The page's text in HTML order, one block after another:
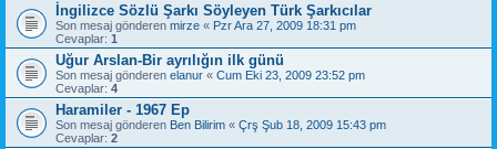
İngilizce Sözlü Şarkı Söyleyen Türk Şarkıcılar
Son mesaj gönderen mirze « Pzr Ara 27, 2009 18:31 pm
Cevaplar: 1
Uğur Arslan-Bir ayrılığın ilk günü
Son mesaj gönderen elanur « Cum Eki 23, 2009 23:52 pm
Cevaplar: 4
Haramiler - 1967 Ep
Son mesaj gönderen Ben Bilirim « Çrş Şub 18, 2009 15:43 pm
Cevaplar: 2